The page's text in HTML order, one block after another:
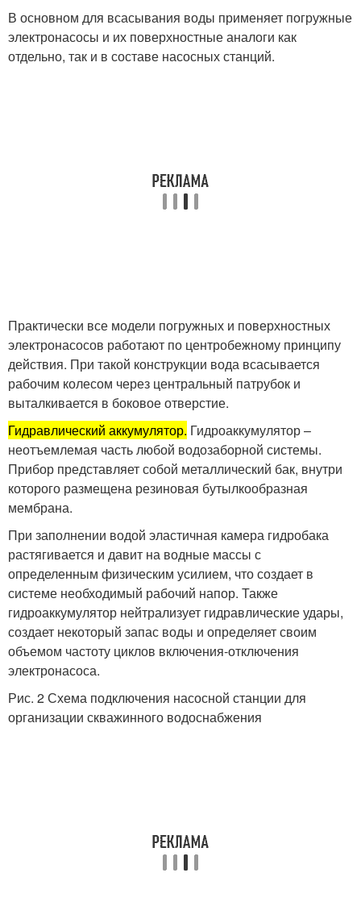
В основном для всасывания воды применяет погружные
электронасосы и их поверхностные аналоги как
отдельно, так и в составе насосных станций.
Практически все модели погружных и поверхностных
электронасосов работают по центробежному принципу
действия. При такой конструкции вода всасывается
рабочим колесом через центральный патрубок и
выталкивается в боковое отверстие.
Гидравлический аккумулятор. Гидроаккумулятор –
неотъемлемая часть любой водозаборной системы.
Прибор представляет собой металлический бак, внутри
которого размещена резиновая бутылкообразная
мембрана.
При заполнении водой эластичная камера гидробака
растягивается и давит на водные массы с
определенным физическим усилием, что создает в
системе необходимый рабочий напор. Также
гидроаккумулятор нейтрализует гидравлические удары,
создает некоторый запас воды и определяет своим
объемом частоту циклов включения-отключения
электронасоса.
Рис. 2 Схема подключения насосной станции для
организации скважинного водоснабжения